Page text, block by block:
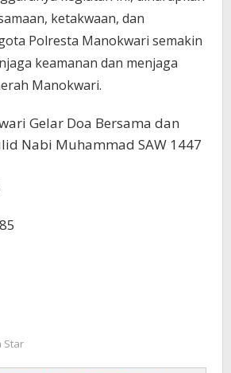
ketakwaan, dan
Polresta Manokwari semakin
keamanan dan menjaga
Manokwari.
Gelar Doa Bersama dan
Nabi Muhammad SAW 1447
Star